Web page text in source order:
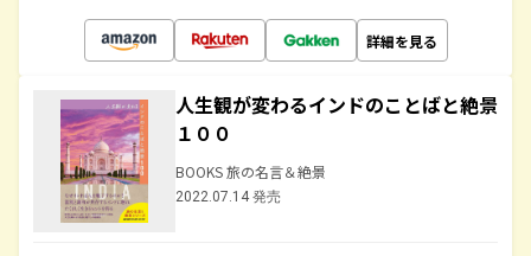
詳細を見る
人生観が変わるインドのことばと絶景
１００
BOOKS 旅の名言＆絶景
2022.07.14 発売